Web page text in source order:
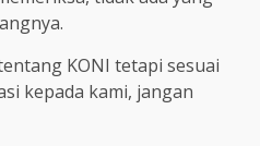
KONI tetapi sesuai
kepada kami, jangan